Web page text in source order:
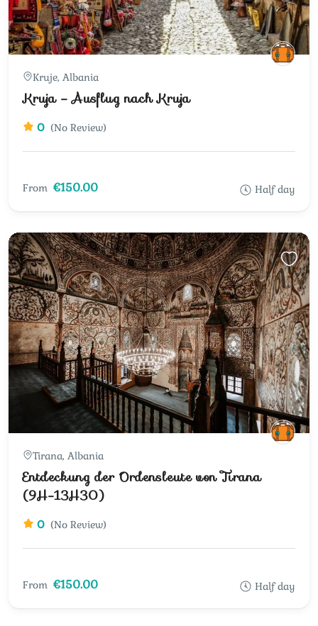
Kruje, Albania
Kruja – Ausflug nach Kruja
0 (No Review)
From €150.00 Half day
Tirana, Albania
Entdeckung der Ordensleute von Tirana
(9H-13H30)
0 (No Review)
From €150.00 Half day